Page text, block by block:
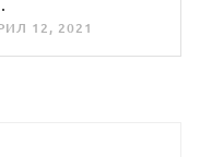
12, 2021